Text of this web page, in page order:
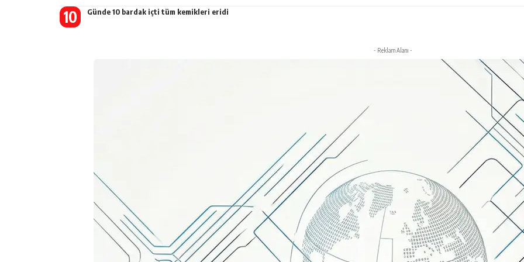
Günde 10 bardak içti tüm kemikleri eridi
- Reklam Alanı -